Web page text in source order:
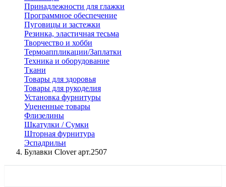
Принадлежности для глажки
Программное обеспечение
Пуговицы и застежки
Резинка, эластичная тесьма
Творчество и хобби
Термоаппликации/Заплатки
Техника и оборудование
Ткани
Товары для здоровья
Товары для рукоделия
Установка фурнитуры
Уцененные товары
Флизелины
Шкатулки / Сумки
Шторная фурнитура
Эспадрильи
Булавки Clover арт.2507